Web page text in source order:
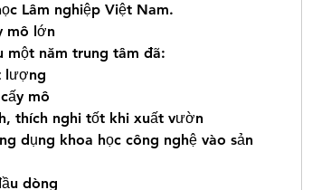
Lâm nghiệp Việt Nam.
mô lớn
một năm trung tâm đã:
lượng
mô
thích nghi tốt khi xuất vườn
dụng khoa học công nghệ vào sản
dòng